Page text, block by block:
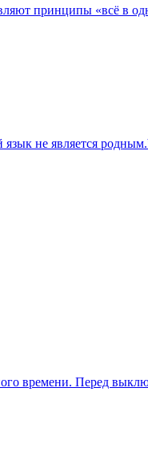
принципы «всё в
не является
времени. Перед